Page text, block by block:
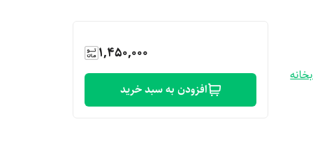
1,450,000
افزودن به سبد خرید